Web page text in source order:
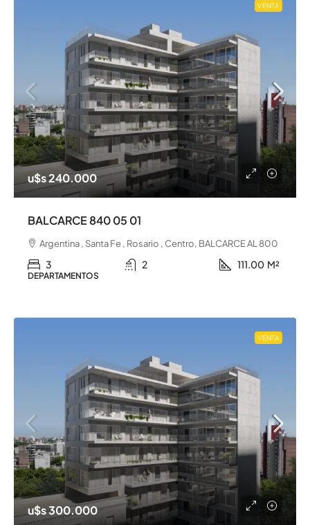
VENTA
u$s 240.000
BALCARCE 840 05 01
Argentina , Santa Fe , Rosario , Centro, BALCARCE AL 800
3 2 111.00 M²
DEPARTAMENTOS
VENTA
u$s 300.000